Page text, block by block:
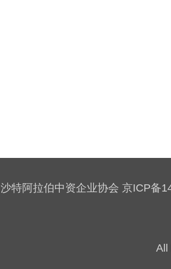
沙特阿拉伯中资企业协会 京ICP备
All